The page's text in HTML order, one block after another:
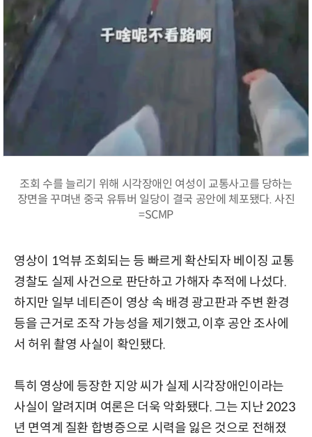
조회 수를 늘리기 위해 시각장애인 여성이 교통사고를 당하는
장면을 꾸며낸 중국 유튜버 일당이 결국 공안에 체포됐다. 사진
=SCMP
영상이 1억뷰 조회되는 등 빠르게 확산되자 베이징 교통
경찰도 실제 사건으로 판단하고 가해자 추적에 나섰다.
하지만 일부 네티즌이 영상 속 배경 광고판과 주변 환경
등을 근거로 조작 가능성을 제기했고, 이후 공안 조사에
서 허위 촬영 사실이 확인됐다.
특히 영상에 등장한 지앙 씨가 실제 시각장애인이라는
사실이 알려지며 여론은 더욱 악화됐다. 그는 지난 2023
년 면역계 질환 합병증으로 시력을 잃은 것으로 전해졌